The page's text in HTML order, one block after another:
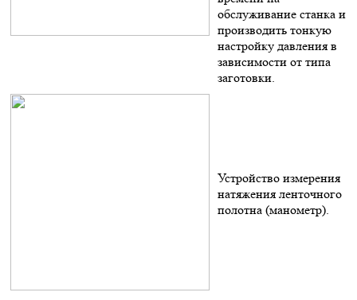
обслуживание станка и
производить тонкую
настройку давления в
зависимости от типа
заготовки.
Устройство измерения
натяжения ленточного
полотна (манометр).